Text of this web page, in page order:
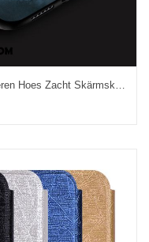
Huawei P Smart+ 2019 Hoesje Tempereren Hoes Zacht Skärmskydd Nieuw Kopen